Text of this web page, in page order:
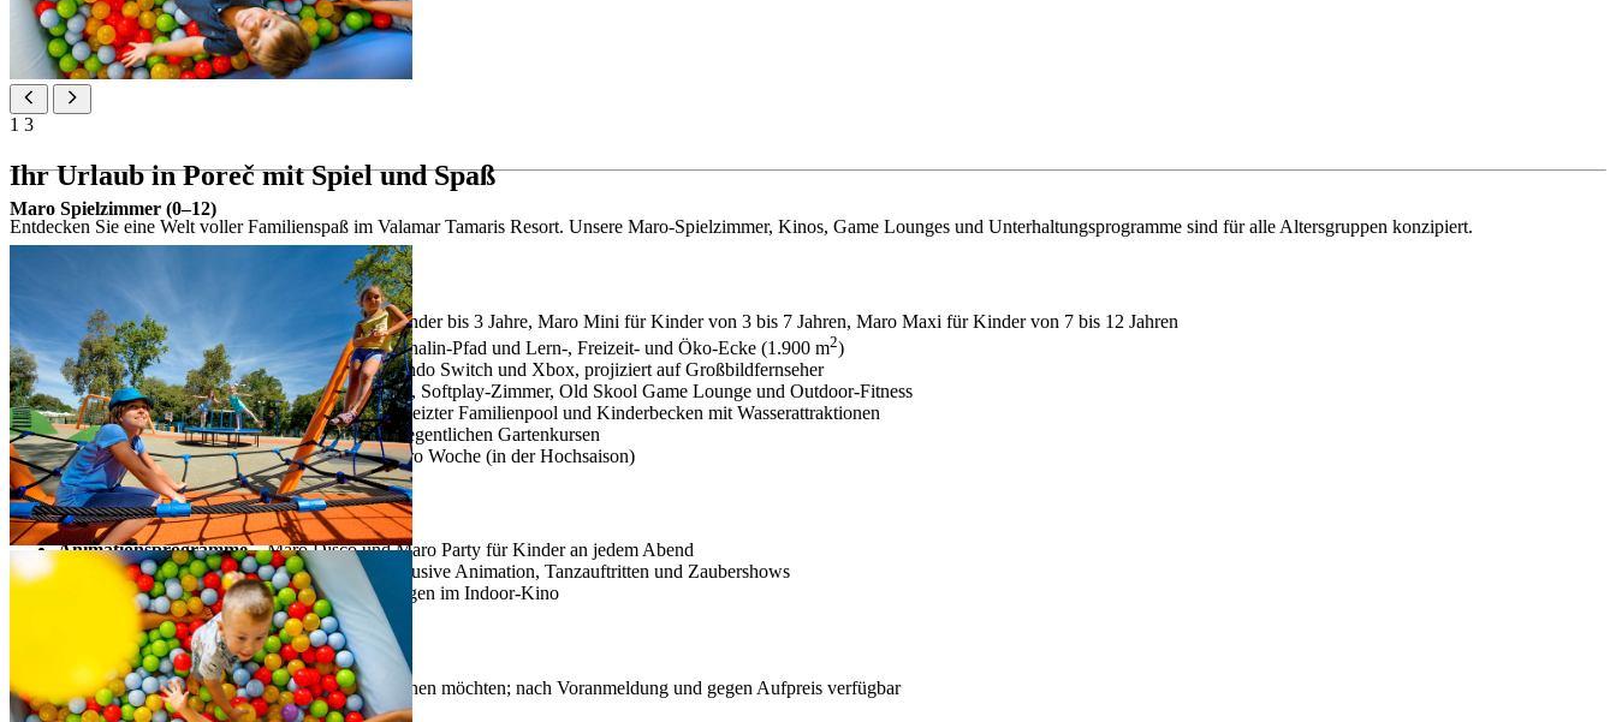
1 3
Ihr Urlaub in Poreč mit Spiel und Spaß
Entdecken Sie eine Welt voller Familienspaß im Valamar Tamaris Resort. Unsere Maro-Spielzimmer, Kinos, Game Lounges und Unterhaltungsprogramme sind für alle Altersgruppen konzipiert.
Maro-Spielzimmer
– Maro Baby Club für Kinder bis 3 Jahre, Maro Mini für Kinder von 3 bis 7 Jahren, Maro Maxi für Kinder von 7 bis 12 Jahren
Maro Play Zone– Spielplatz im Freien, Adrenalin-Pfad und Lern-, Freizeit- und Öko-Ecke (1.900 m2)
Game Lounge
– mit Spielkonsolen PS, Nintendo Switch und Xbox, projiziert auf Großbildfernseher
Unterhaltung für alle Altersgruppen– Kino, Softplay-Zimmer, Old Skool Game Lounge und Outdoor-Fitness
Familienstrände und Pools– Kiesstrand, beheizter Familienpool und Kinderbecken mit Wasserattraktionen
Maro Garden– konzipiert für Kinder mit gelegentlichen Gartenkursen
Open-Air-Kino– Filmvorführungen einmal pro Woche (in der Hochsaison)
Familienprogramme
Animationsprogramme– Maro Disco und Maro Party für Kinder an jedem Abend
Professionelle Programme für Kinder– inklusive Animation, Tanzauftritten und Zaubershows
Animations- und Familienfilme– Vorführungen im Indoor-Kino
Sonderangebote für Familien
Kinderbetreuung– Wenn Eltern mal entspannen möchten; nach Voranmeldung und gegen Aufpreis verfügbar
Maro Spielzimmer (0–12)